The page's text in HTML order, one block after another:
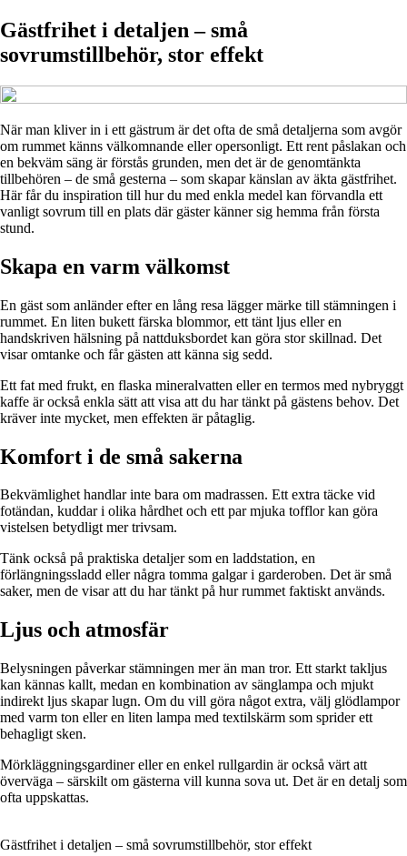
Gästfrihet i detaljen – små
sovrumstillbehör, stor effekt
När man kliver in i ett gästrum är det ofta de små detaljerna som avgör
om rummet känns välkomnande eller opersonligt. Ett rent påslakan och
en bekväm säng är förstås grunden, men det är de genomtänkta
tillbehören – de små gesterna – som skapar känslan av äkta gästfrihet.
Här får du inspiration till hur du med enkla medel kan förvandla ett
vanligt sovrum till en plats där gäster känner sig hemma från första
stund.
Skapa en varm välkomst
En gäst som anländer efter en lång resa lägger märke till stämningen i
rummet. En liten bukett färska blommor, ett tänt ljus eller en
handskriven hälsning på nattduksbordet kan göra stor skillnad. Det
visar omtanke och får gästen att känna sig sedd.
Ett fat med frukt, en flaska mineralvatten eller en termos med nybryggt
kaffe är också enkla sätt att visa att du har tänkt på gästens behov. Det
kräver inte mycket, men effekten är påtaglig.
Komfort i de små sakerna
Bekvämlighet handlar inte bara om madrassen. Ett extra täcke vid
fotändan, kuddar i olika hårdhet och ett par mjuka tofflor kan göra
vistelsen betydligt mer trivsam.
Tänk också på praktiska detaljer som en laddstation, en
förlängningssladd eller några tomma galgar i garderoben. Det är små
saker, men de visar att du har tänkt på hur rummet faktiskt används.
Ljus och atmosfär
Belysningen påverkar stämningen mer än man tror. Ett starkt takljus
kan kännas kallt, medan en kombination av sänglampa och mjukt
indirekt ljus skapar lugn. Om du vill göra något extra, välj glödlampor
med varm ton eller en liten lampa med textilskärm som sprider ett
behagligt sken.
Mörkläggningsgardiner eller en enkel rullgardin är också värt att
överväga – särskilt om gästerna vill kunna sova ut. Det är en detalj som
ofta uppskattas.
Gästfrihet i detaljen – små sovrumstillbehör, stor effekt